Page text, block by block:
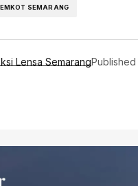
SEMARANG
Lensa SemarangPublished